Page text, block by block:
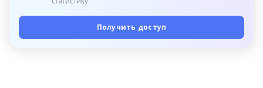
Получить доступ